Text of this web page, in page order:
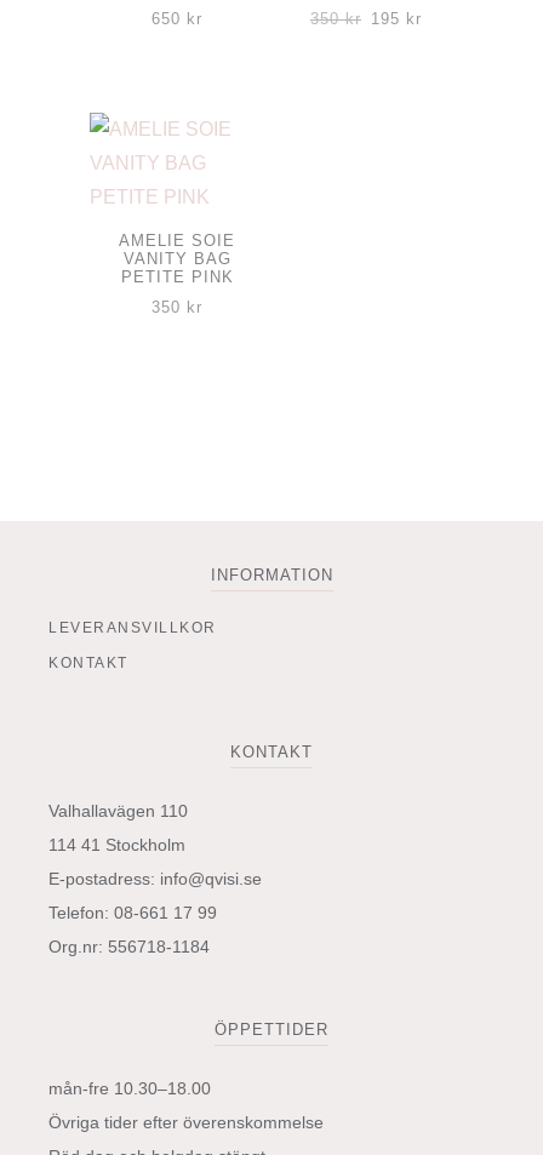
650 kr
350kr Det
195 kr
AMELIE SOIE
VANITY BAG
PETITE PINK
350 kr
INFORMATION
LEVERANSVILLKOR
KONTAKT
KONTAKT
Valhallavägen 110
114 41 Stockholm
E-postadress: info@qvisi.se
Telefon: 08-661 17 99
Org.nr: 556718-1184
ÖPPETTIDER
mån-fre 10.30–18.00
Övriga tider efter överenskommelse